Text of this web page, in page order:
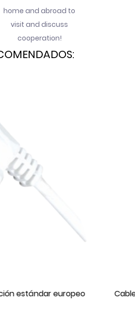
home and abroad to
visit and discuss
cooperation!
estándar ST3W IEC